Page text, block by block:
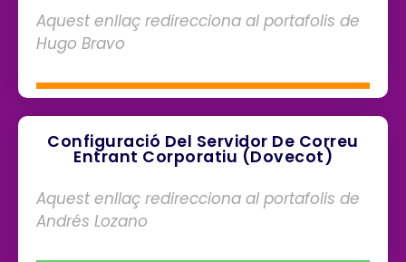
Aquest enllaç redirecciona al portafolis de
Hugo Bravo
Configuració Del Servidor De Correu
Entrant Corporatiu (dovecot)
Aquest enllaç redirecciona al portafolis de
Andrés Lozano